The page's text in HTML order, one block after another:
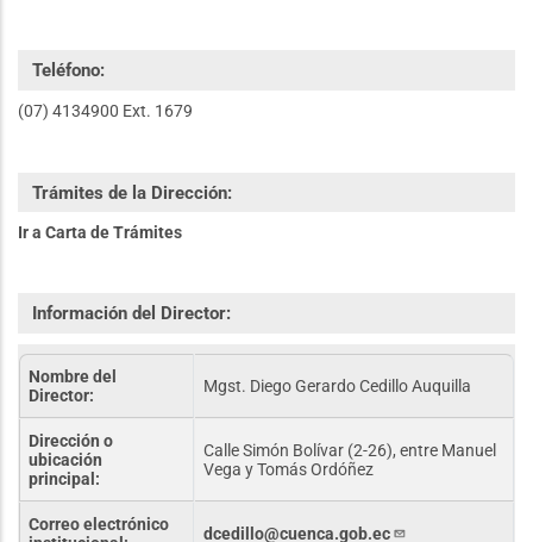
Teléfono:
(07) 4134900 Ext. 1679
Trámites de la Dirección:
Ir a Carta de Trámites
Información del Director:
Nombre del
Director:
Mgst. Diego Gerardo Cedillo Auquilla
Dirección o
ubicación
principal:
Calle Simón Bolívar (2-26), entre Manuel
Vega y Tomás Ordóñez
Correo electrónico
dcedillo@cuenca.gob.ec